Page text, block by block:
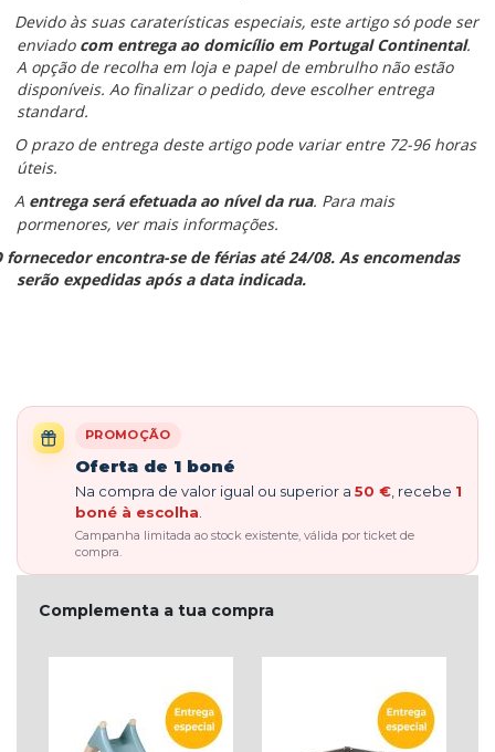
Devido às suas caraterísticas especiais, este artigo só pode ser
enviado com entrega ao domicílio em Portugal Continental.
A opção de recolha em loja e papel de embrulho não estão
disponíveis. Ao finalizar o pedido, deve escolher entrega
standard.
O prazo de entrega deste artigo pode variar entre 72-96 horas
úteis.
A entrega será efetuada ao nível da rua. Para mais
pormenores, ver mais informações.
fornecedor encontra-se de férias até 24/08. As encomendas
serão expedidas após a data indicada.
PROMOÇÃO
Oferta de 1 boné
Na compra de valor igual ou superior a 50 € , recebe 1
boné à escolha
Campanha limitada ao stock existente, válida por ticket de
compra.
Complementa a tua compra